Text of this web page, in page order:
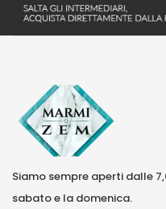
Siamo sempre aperti dalle
sabato e la domenica.